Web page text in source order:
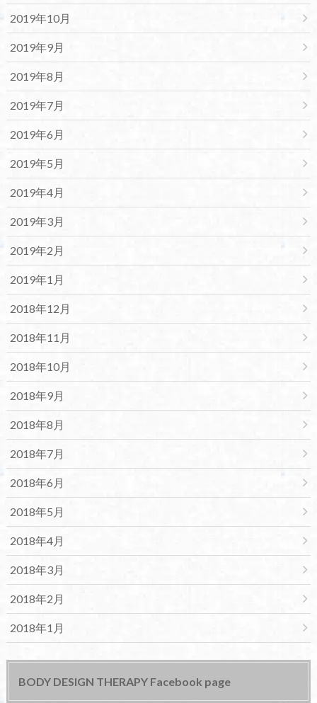
2019年10月
2019年9月
2019年8月
2019年7月
2019年6月
2019年5月
2019年4月
2019年3月
2019年2月
2019年1月
2018年12月
2018年11月
2018年10月
2018年9月
2018年8月
2018年7月
2018年6月
2018年5月
2018年4月
2018年3月
2018年2月
2018年1月
BODY DESIGN THERAPY Facebook page